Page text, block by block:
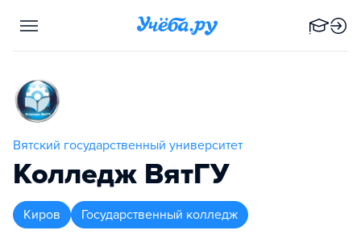
Вятский государственный университет
Колледж ВятГУ
Киров Государственный колледж